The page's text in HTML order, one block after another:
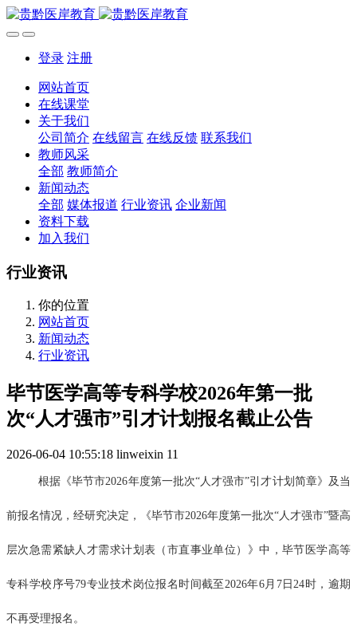
登录 注册
网站首页
在线课堂
关于我们
公司简介 在线留言 在线反馈 联系我们
教师风采
全部 教师简介
新闻动态
全部 媒体报道 行业资讯 企业新闻
资料下载
加入我们
行业资讯
你的位置
网站首页
新闻动态
行业资讯
毕节医学高等专科学校2026年第一批
次“人才强市”引才计划报名截止公告
2026-06-04 10:55:18 linweixin 11
根据《毕节市2026年度第一批次“人才强市”引才计划简章》及当
前报名情况，经研究决定，《毕节市2026年度第一批次“人才强市”暨高
层次急需紧缺人才需求计划表（市直事业单位）》中，毕节医学高等
专科学校序号79专业技术岗位报名时间截至2026年6月7日24时，逾期
不再受理报名。